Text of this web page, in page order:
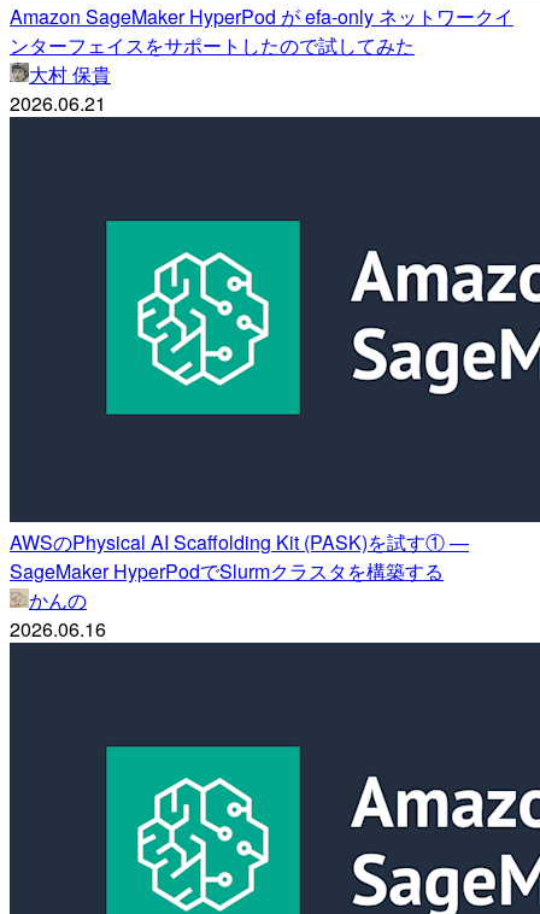
Amazon SageMaker HyperPod が efa-only ネットワークイ
ンターフェイスをサポートしたので試してみた
大村 保貴
2026.06.21
AWSのPhysical AI Scaffolding Kit (PASK)を試す① —
SageMaker HyperPodでSlurmクラスタを構築する
かんの
2026.06.16